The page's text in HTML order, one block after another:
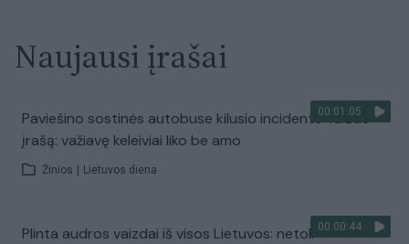
Naujausi įrašai
00:01:05
Paviešino sostinės autobuse kilusio incidento vaizdo
įrašą: važiavę keleiviai liko be amo
Žinios Lietuvos diena
00:00:44
Plinta audros vaizdai iš visos Lietuvos: netoli